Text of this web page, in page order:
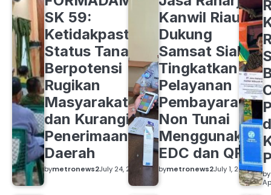
SK 59:
Ketidakpastian
Status Tanah
Berpotensi
Rugikan
Masyarakat
dan Kurangi
Penerimaan
Daerah
bymetronews2July 24, 2026
Kanwil Riau
Dukung
Samsat Siak
Tingkatkan
Pelayanan
Pembayaran
Non Tunai
Menggunakan
EDC dan QRIS
bymetronews2July 1, 2026 by